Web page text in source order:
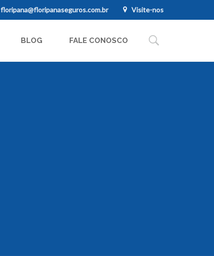
floripana@floripanaseguros.com.br Visite-nos
BLOG FALE CONOSCO